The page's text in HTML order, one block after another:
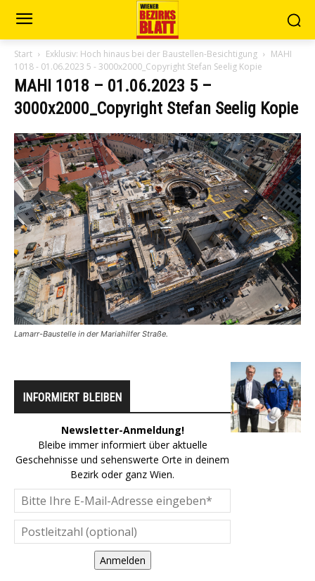
Start Exklusiv: Hoch hinaus bei der Baustellen-Besichtigung
MAHI
1018 - 01.06.2023 5 - 3000x2000_Copyright Stefan Seelig Kopie
MAHI 1018 – 01.06.2023 5 –
3000x2000_Copyright Stefan Seelig Kopie
Lamarr-Baustelle in der Mariahilfer Straße.
INFORMIERT BLEIBEN
Newsletter-Anmeldung!
Bleibe immer informiert über aktuelle
Geschehnisse und sehenswerte Orte in deinem
Bezirk oder ganz Wien.
Anmelden